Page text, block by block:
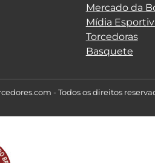
Mercado da
Mídia
Torcedoras
Basquete
- Todos os direitos